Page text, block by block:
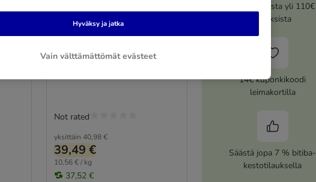
Säästöpakkaus Natural
Trainer -suikaleet
kastikkeessa 44 x 85 g
yksittäin 40,98 €
39,49 €
10,56 € / kg
37,52 €
Not rated
5% alennusta yli 110€
tilauksista
14€ kuponkikoodi
leimakortilla
Säästä jopa 7 % bitiba-
kestotilauksella
Vain välttämättömät evästeet
Hyväksy ja jatka